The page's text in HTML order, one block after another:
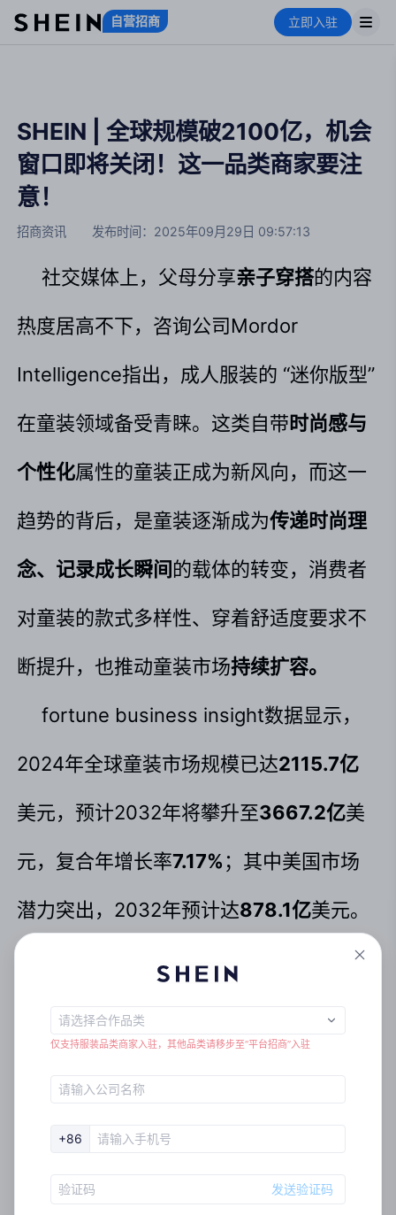
自营招商 立即入驻
SHEIN | 全球规模破2100亿，机会
窗口即将关闭！这一品类商家要注
意！
招商资讯 发布时间： 2025年09月29日 09:57:13
社交媒体上，父母分享亲子穿搭的内容
热度居高不下，咨询公司Mordor
Intelligence指出，成人服装的 “迷你版型”
在童装领域备受青睐。这类自带时尚感与
个性化属性的童装正成为新风向，而这一
趋势的背后，是童装逐渐成为传递时尚理
念、记录成长瞬间的载体的转变，消费者
对童装的款式多样性、穿着舒适度要求不
断提升，也推动童装市场持续扩容。
fortune business insight数据显示，
2024年全球童装市场规模已达2115.7亿
美元，预计2032年将攀升至3667.2亿美
元，复合年增长率7.17% ；其中美国市场
潜力突出，2032年预计达878.1亿美元。
，2023-
7.8%，消费者更倾向通过电商平台选购童
如今，童装产业出海已成行业趋势，中
仅支持服装品类商家入驻，其他品类请移步至“平台招商”入驻
+86
发送验证码